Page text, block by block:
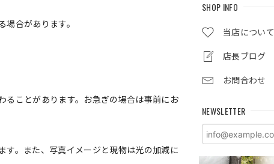
SHOP INFO
当店について
店長ブログ
お問合わせ
NEWSLETTER
合があります。
ることがあります。お急ぎの場合は事前にお
す。また、写真イメージと現物は光の加減に